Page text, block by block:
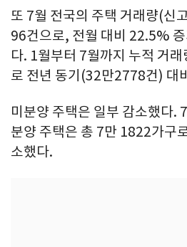
또 7월 전국의 주택 거래량(신
96건으로, 전월 대비 22.5%
다. 1월부터 7월까지 누적 거
로 전년 동기(32만2778건) 대
미분양 주택은 일부 감소했다.
분양 주택은 총 7만 1822가구
소했다.